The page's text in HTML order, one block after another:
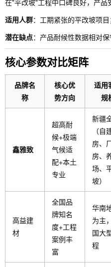
在"平改坡"工程中口碑良好，产品
适用人群：工期紧张的平改坡项
潜在缺点：产品耐候性数据相对
核心参数对比矩阵
品牌名
称
核心优
势方向
适用
规
鑫雅致
超高耐
候+极端
气候适
配+本土
专业
新疆
（自
房、
房、
场、
坡）
高益建
材
全国品
牌知名
度+工程
案例丰
富
华南
为主
国大
程